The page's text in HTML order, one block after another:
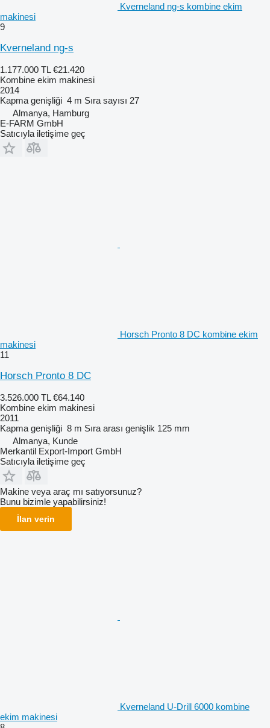
Kverneland ng-s kombine ekim
makinesi
9
Kverneland ng-s
1.177.000 TL €21.420
Kombine ekim makinesi
2014
Kapma genişliği 4 m Sıra sayısı 27
Almanya, Hamburg
E-FARM GmbH
Satıcıyla iletişime geç
Horsch Pronto 8 DC kombine ekim
makinesi
11
Horsch Pronto 8 DC
3.526.000 TL €64.140
Kombine ekim makinesi
2011
Kapma genişliği 8 m Sıra arası genişlik 125 mm
Almanya, Kunde
Merkantil Export-Import GmbH
Satıcıyla iletişime geç
Makine veya araç mı satıyorsunuz?
Bunu bizimle yapabilirsiniz!
İlan verin
Kverneland U-Drill 6000 kombine
ekim makinesi